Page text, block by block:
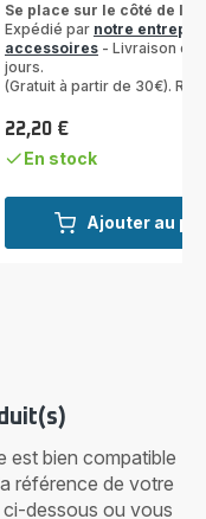
Ajouter au
Se place sur le côté de
Expédié par notre entrepôt
accessoires - Livraison de
jours.
(Gratuit à partir de 30€).
Prix
22,20 €
En stock
est bien compatible
référence de votre
dessous ou vous